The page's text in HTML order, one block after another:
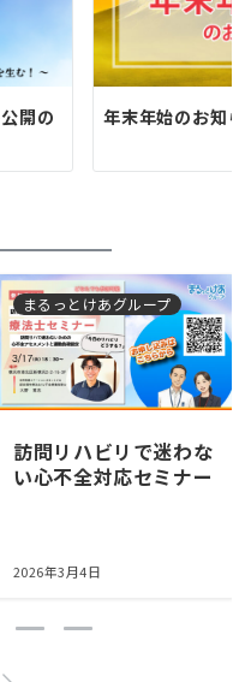
開の
年末年始のお知
まるっとけあグループ
訪問リハビリで迷わな
い心不全対応セミナー
2026年3月4日